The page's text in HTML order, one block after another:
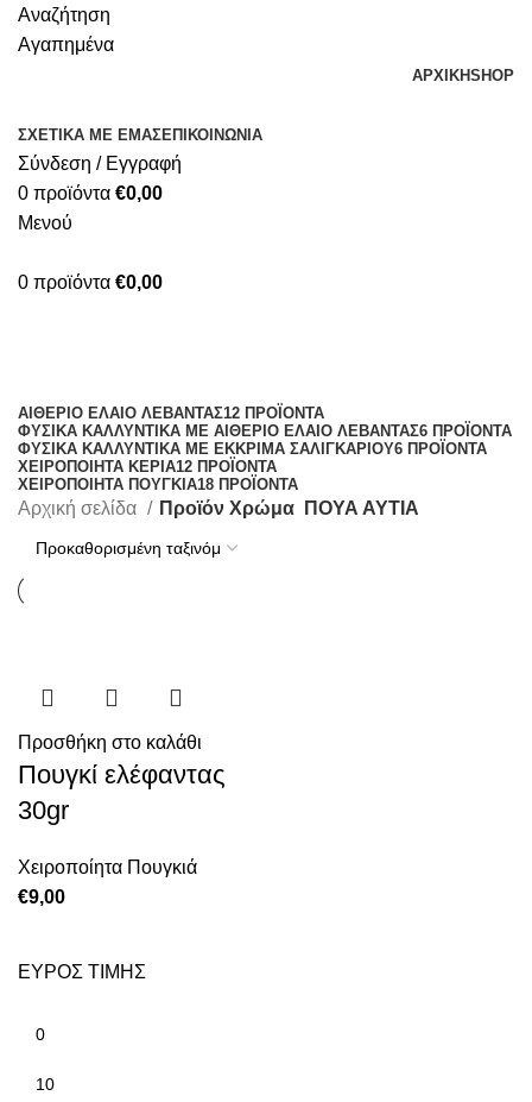
Αναζήτηση
Αγαπημένα
ΑΡΧΙΚΗSHOP
ΣΧΕΤΙΚΑ ΜΕ ΕΜΑΣΕΠΙΚΟΙΝΩΝΙΑ
Σύνδεση / Εγγραφή
0 προϊόντα €0,00
Μενού
0 προϊόντα €0,00
ΑΙΘΈΡΙΟ ΈΛΑΙΟ ΛΕΒΆΝΤΑΣ12 ΠΡΟΪΌΝΤΑ
ΦΥΣΙΚΆ ΚΑΛΛΥΝΤΙΚΆ ΜΕ ΑΙΘΈΡΙΟ ΈΛΑΙΟ ΛΕΒΆΝΤΑΣ6 ΠΡΟΪΌΝΤΑ
ΦΥΣΙΚΆ ΚΑΛΛΥΝΤΙΚΆ ΜΕ ΈΚΚΡΙΜΑ ΣΑΛΙΓΚΑΡΙΟΎ6 ΠΡΟΪΌΝΤΑ
ΧΕΙΡΟΠΟΊΗΤΑ ΚΕΡΙΆ12 ΠΡΟΪΌΝΤΑ
ΧΕΙΡΟΠΟΊΗΤΑ ΠΟΥΓΚΙΆ18 ΠΡΟΪΌΝΤΑ
ΕΥΡΟΣ ΤΙΜΗΣ
Αρχική σελίδα Προϊόν Χρώμα ΠΟΥΑ ΑΥΤΙΑ
Προσθήκη στο καλάθι
Πουγκί ελέφαντας
30gr
Χειροποίητα Πουγκιά
€9,00